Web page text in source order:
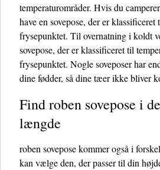
temperaturområder. Hvis du
have en sovepose, der er
frysepunktet. Til overnatning i koldt
sovepose, der er klassificeret til
frysepunktet. Nogle soveposer har
dine fødder, så dine tæer ikke bliver
Find roben sovepose i
længde
roben sovepose kommer også i
kan vælge den, der passer til din